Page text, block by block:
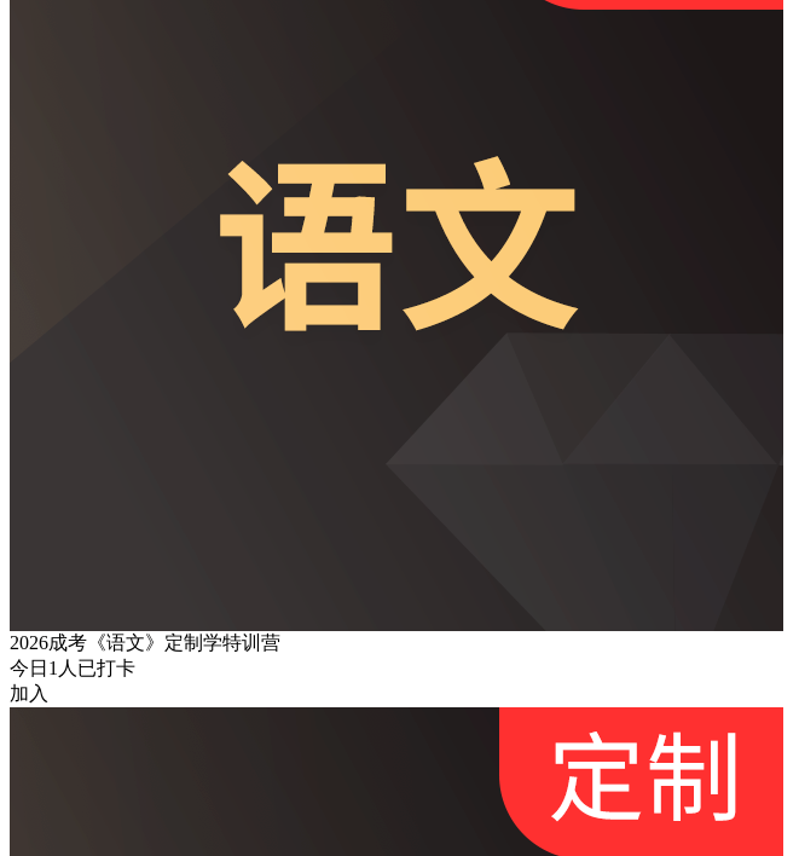
2026成考《语文》定制学特训营
今日 1 人已打卡
加入